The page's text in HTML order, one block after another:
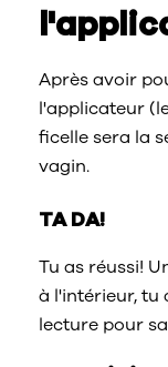
Après avoir
l'applicateur
ficelle sera la
vagin.
TA DA!
Tu as réussi!
à l'intérieur, tu
lecture pour